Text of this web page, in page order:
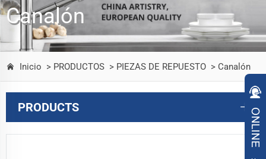
Canalón
Inicio > PRODUCTOS > PIEZAS DE REPUESTO > Canalón
PRODUCTS